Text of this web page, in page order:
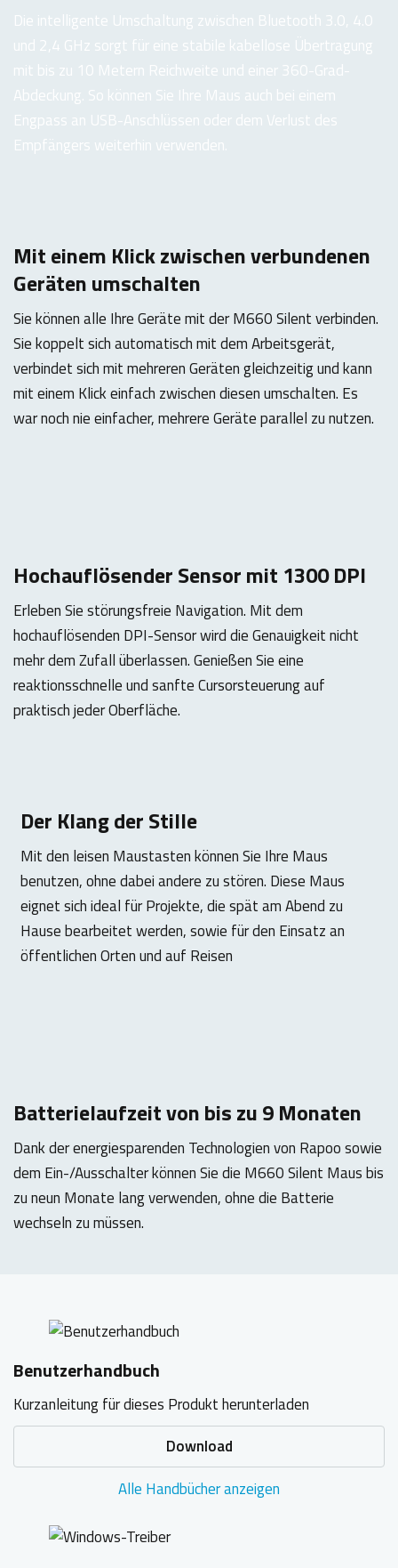
Die intelligente Umschaltung zwischen Bluetooth 3.0, 4.0
und 2,4 GHz sorgt für eine stabile kabellose Übertragung
mit bis zu 10 Metern Reichweite und einer 360-Grad-
Abdeckung. So können Sie Ihre Maus auch bei einem
Engpass an USB-Anschlüssen oder dem Verlust des
Empfängers weiterhin verwenden.
Mit einem Klick zwischen verbundenen
Geräten umschalten
Sie können alle Ihre Geräte mit der M660 Silent verbinden.
Sie koppelt sich automatisch mit dem Arbeitsgerät,
verbindet sich mit mehreren Geräten gleichzeitig und kann
mit einem Klick einfach zwischen diesen umschalten. Es
war noch nie einfacher, mehrere Geräte parallel zu nutzen.
Hochauflösender Sensor mit 1300 DPI
Erleben Sie störungsfreie Navigation. Mit dem
hochauflösenden DPI-Sensor wird die Genauigkeit nicht
mehr dem Zufall überlassen. Genießen Sie eine
reaktionsschnelle und sanfte Cursorsteuerung auf
praktisch jeder Oberfläche.
Der Klang der Stille
Mit den leisen Maustasten können Sie Ihre Maus
benutzen, ohne dabei andere zu stören. Diese Maus
eignet sich ideal für Projekte, die spät am Abend zu
Hause bearbeitet werden, sowie für den Einsatz an
öffentlichen Orten und auf Reisen
Batterielaufzeit von bis zu 9 Monaten
Dank der energiesparenden Technologien von Rapoo sowie
dem Ein-/Ausschalter können Sie die M660 Silent Maus bis
zu neun Monate lang verwenden, ohne die Batterie
wechseln zu müssen.
Benutzerhandbuch
Kurzanleitung für dieses Produkt herunterladen
Download
Alle Handbücher anzeigen